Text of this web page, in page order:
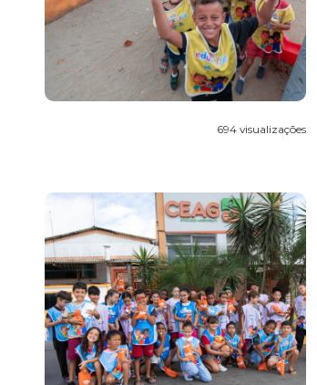
694 visualizações